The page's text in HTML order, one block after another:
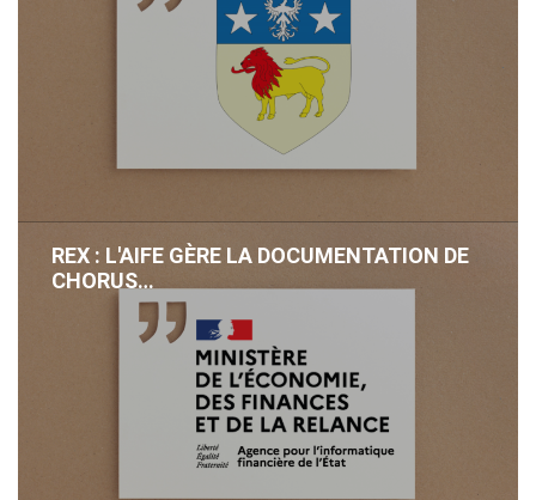
REX : L'AIFE GÈRE LA DOCUMENTATION DE
CHORUS…